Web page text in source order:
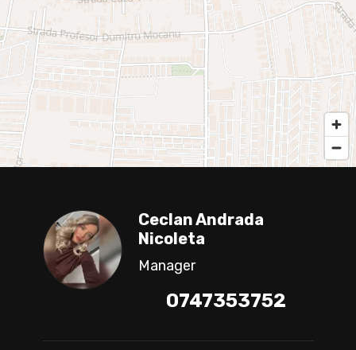
Ceclan Andrada
Nicoleta
Manager
0747353752